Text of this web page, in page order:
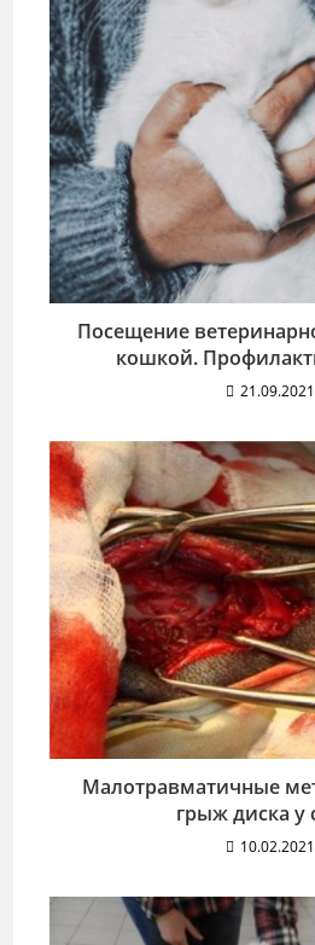
Посещение
кошкой.
21.09.2021
Малотравматичные
грыж диска у
10.02.2021